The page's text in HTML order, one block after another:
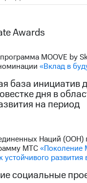
Awards
MOOVE by
«Вклад в
база инициатив
дня в
на период
Наций (ООН)
МТС«Поколение
устойчивого развития
социальные